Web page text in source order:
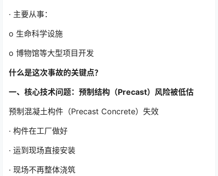
· 主要从事：
o 生命科学设施
o 博物馆等大型项目开发
什么是这次事故的关键点？
一、核心技术问题：预制结构（Precast）风险被低估
预制混凝土构件（Precast Concrete）失效
· 构件在工厂做好
· 运到现场直接安装
· 现场不再整体浇筑